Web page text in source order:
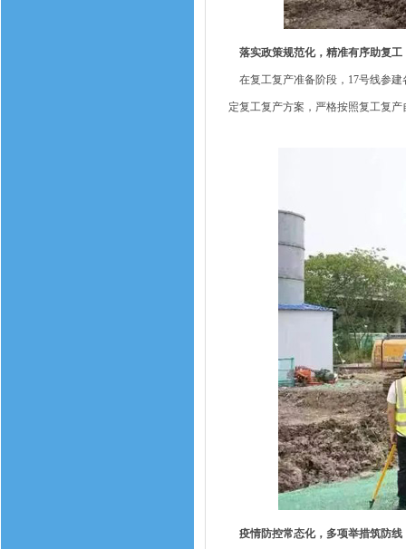
落实政策规范化，精准有序助复工
在复工复产准备阶段，17号线参建
定复工复产方案，严格按照复工复
疫情防控常态化，多项举措筑防线